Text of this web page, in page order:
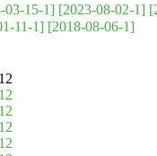
03-15-1] [2023-08-02-1]
11-1] [2018-08-06-1]
12
12
12
12